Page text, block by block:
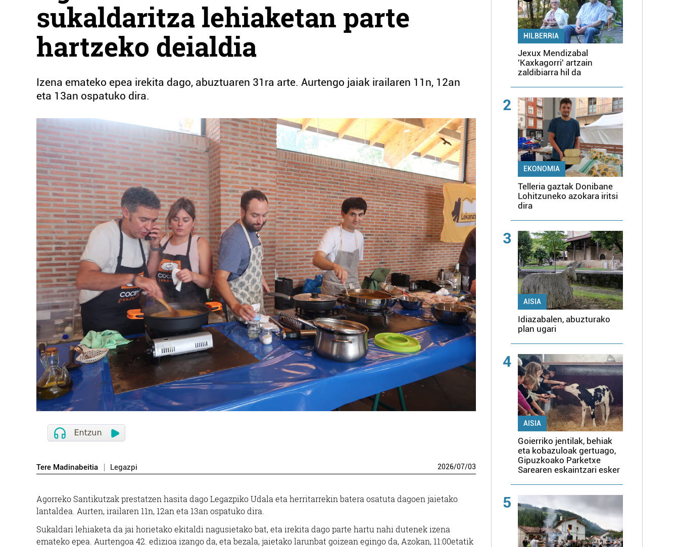
sukaldaritza lehiaketan parte
hartzeko deialdia
Izena emateko epea irekita dago, abuztuaren 31ra arte. Aurtengo jaiak irailaren 11n, 12an
eta 13an ospatuko dira.
Tere Madinabeitia Legazpi 2026/07/03
Agorreko Santikutzak prestatzen hasita dago Legazpiko Udala eta herritarrekin batera osatuta dagoen jaietako
lantaldea. Aurten, irailaren 11n, 12an eta 13an ospatuko dira.
Sukaldari lehiaketa da jai horietako ekitaldi nagusietako bat, eta irekita dago parte hartu nahi dutenek izena
emateko epea. Aurtengoa 42. edizioa izango da, eta bezala, jaietako larunbat goizean egingo da, Azokan, 11:00etatik
HILBERRIA
Jexux Mendizabal
'Kaxkagorri' artzain
zaldibiarra hil da
2
EKONOMIA
Telleria gaztak Donibane
Lohitzuneko azokara iritsi
dira
3
AISIA
Idiazabalen, abuzturako
plan ugari
4
AISIA
Goierriko jentilak, behiak
eta kobazuloak gertuago,
Gipuzkoako Parketxe
Sarearen eskaintzari esker
5